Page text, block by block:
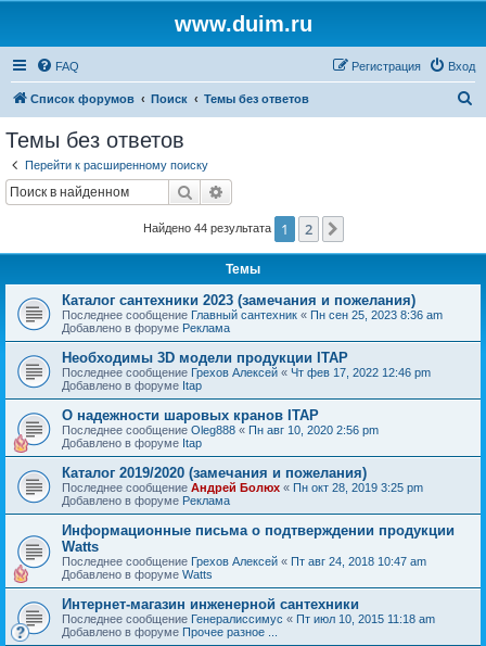
www.duim.ru
FAQ Вход
Регистрация
Список форумов Поиск Темы без ответов
Темы без ответов
Перейти к расширенному поиску
Поиск
Найдено 44 результата 1 2
Темы
Каталог сантехники 2023 (замечания и пожелания)
Последнее сообщение Главный сантехник « Пн сен 25, 2023 8:36 am
Добавлено в форуме Реклама
Необходимы 3D модели продукции ITAP
Последнее сообщение Грехов Алексей « Чт фев 17, 2022 12:46 pm
Добавлено в форуме Itap
О надежности шаровых кранов ITAP
Последнее сообщение Oleg888 « Пн авг 10, 2020 2:56 pm
Добавлено в форуме Itap
Каталог 2019/2020 (замечания и пожелания)
Последнее сообщение Андрей Болюх « Пн окт 28, 2019 3:25 pm
Добавлено в форуме Реклама
Информационные письма о подтверждении продукции
Watts
Последнее сообщение Грехов Алексей « Пт авг 24, 2018 10:47 am
Добавлено в форуме Watts
Интернет-магазин инженерной сантехники
Последнее сообщение Генералиссимус « Пт июл 10, 2015 11:18 am
Добавлено в форуме Прочее разное ...